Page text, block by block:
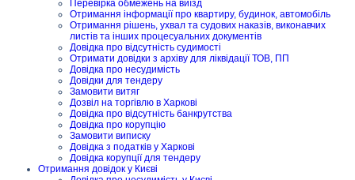
Перевірка обмежень на виїзд
Отримання інформації про квартиру, будинок, автомобіль
Отримання рішень, ухвал та судових наказів, виконавчих
листів та інших процесуальних документів
Довідка про відсутність судимості
Отримати довідки з архіву для ліквідації ТОВ, ПП
Довідка про несудимість
Довідки для тендеру
Замовити витяг
Дозвіл на торгівлю в Харкові
Довідка про відсутність банкрутства
Довідка про корупцію
Замовити виписку
Довідка з податків у Харкові
Довідка корупції для тендеру
Отримання довідок у Києві